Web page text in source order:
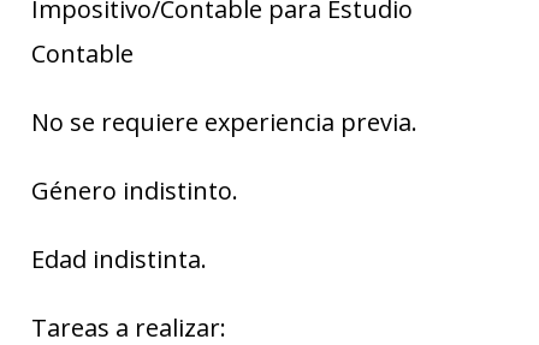
Impositivo/Contable para Estudio
Contable
No se requiere experiencia previa.
Género indistinto.
Edad indistinta.
Tareas a realizar: